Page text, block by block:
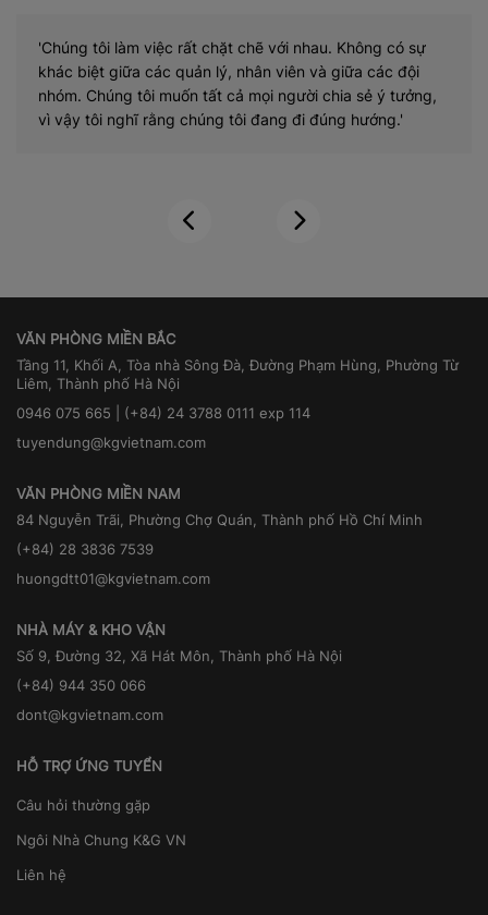
chẽ với nhau. Không có sự
lý, nhân viên và giữa các đội
cả mọi người chia sẻ ý tưởng,
tôi đang đi đúng hướng.'
Đồng hành 05 năm cùng
một cô sinh viên mới ra
trường tuyệt vời đề đồng
tạo mọi điều kiện để
VĂN PHÒNG MIỀN BẮC
Tầng 11, Khối A, Tòa nhà Sông Đà, Đường Phạm Hùng, Phường Từ
Liêm, Thành phố Hà Nội
0946 075 665 | (+84) 24 3788 0111 exp 114
tuyendung@kgvietnam.com
VĂN PHÒNG MIỀN NAM
84 Nguyễn Trãi, Phường Chợ Quán, Thành phố Hồ Chí Minh
(+84) 28 3836 7539
huongdtt01@kgvietnam.com
NHÀ MÁY & KHO VẬN
Số 9, Đường 32, Xã Hát Môn, Thành phố Hà Nội
(+84) 944 350 066
dont@kgvietnam.com
HỖ TRỢ ỨNG TUYỂN
Câu hỏi thường gặp
Ngôi Nhà Chung K&G VN
Liên hệ